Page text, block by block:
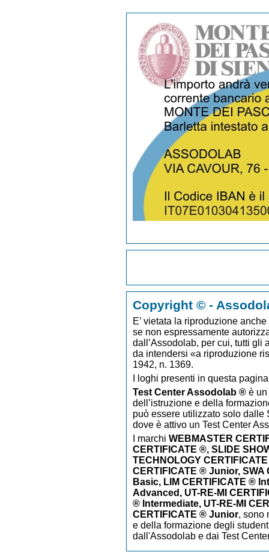
Copyright © -
E’ vietata la riproduzione
se non espressamente
dall’Assodolab, per cui, tutti gli
da intendersi «a riproduzione
1942, n. 1369.
I loghi presenti in questa
Test Center Assodolab ® è
dell’istruzione e della
può essere utilizzato solo dalle
dove è attivo un Test Center
I marchi WEBMASTER
CERTIFICATE ®, SLIDE
TECHNOLOGY
CERTIFICATE ® Junior, SWA
Basic, LIM CERTIFICATE ®
Advanced, UT-RE-MI
® Intermediate, UT-RE-MI
CERTIFICATE ® Junior, sono
e della formazione degli
dall'Assodolab e dai Test